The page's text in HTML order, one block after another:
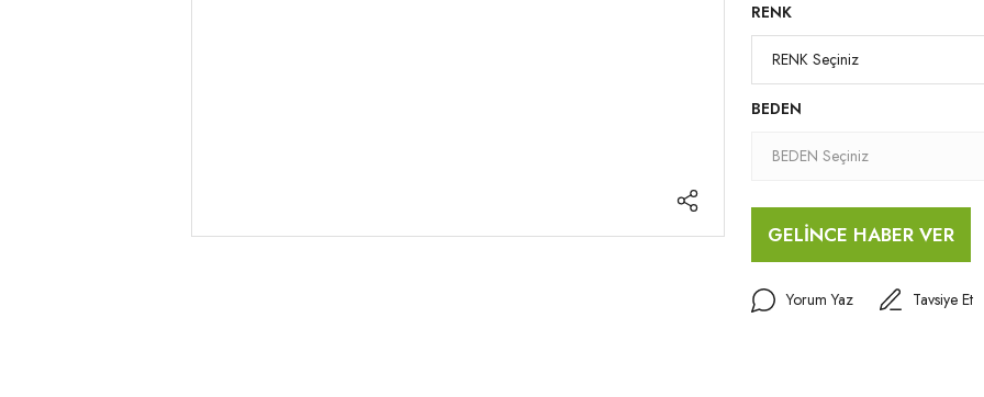
RENK
BEDEN
GELİNCE HABER VER
Yorum Yaz Tavsiye Et